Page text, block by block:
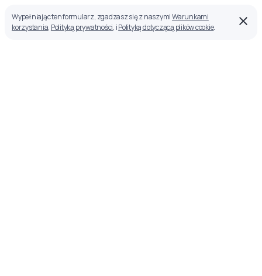
Wypełniając ten formularz, zgadzasz się z naszymiWarunkami
korzystania, Polityką prywatności, iPolityką dotyczącą plików cookie.